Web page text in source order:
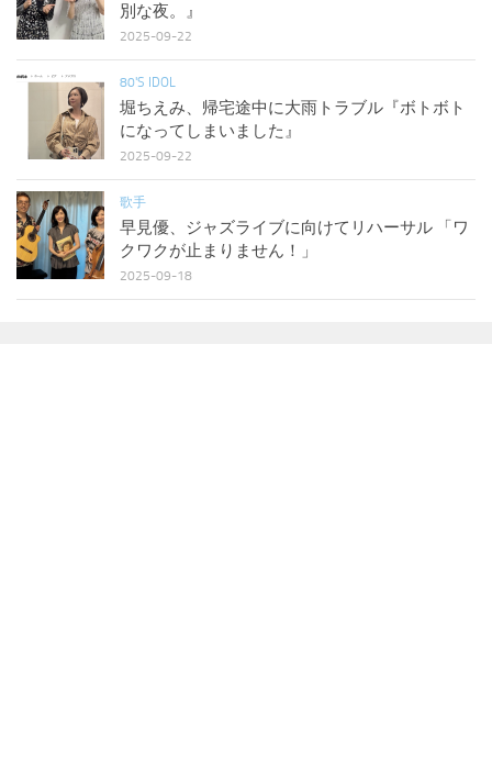
別な夜。』
2025-09-22
80'S IDOL
堀ちえみ、帰宅途中に大雨トラブル『ボトボト
になってしまいました』
2025-09-22
歌手
早見優、ジャズライブに向けてリハーサル 「ワ
クワクが止まりません！」
2025-09-18